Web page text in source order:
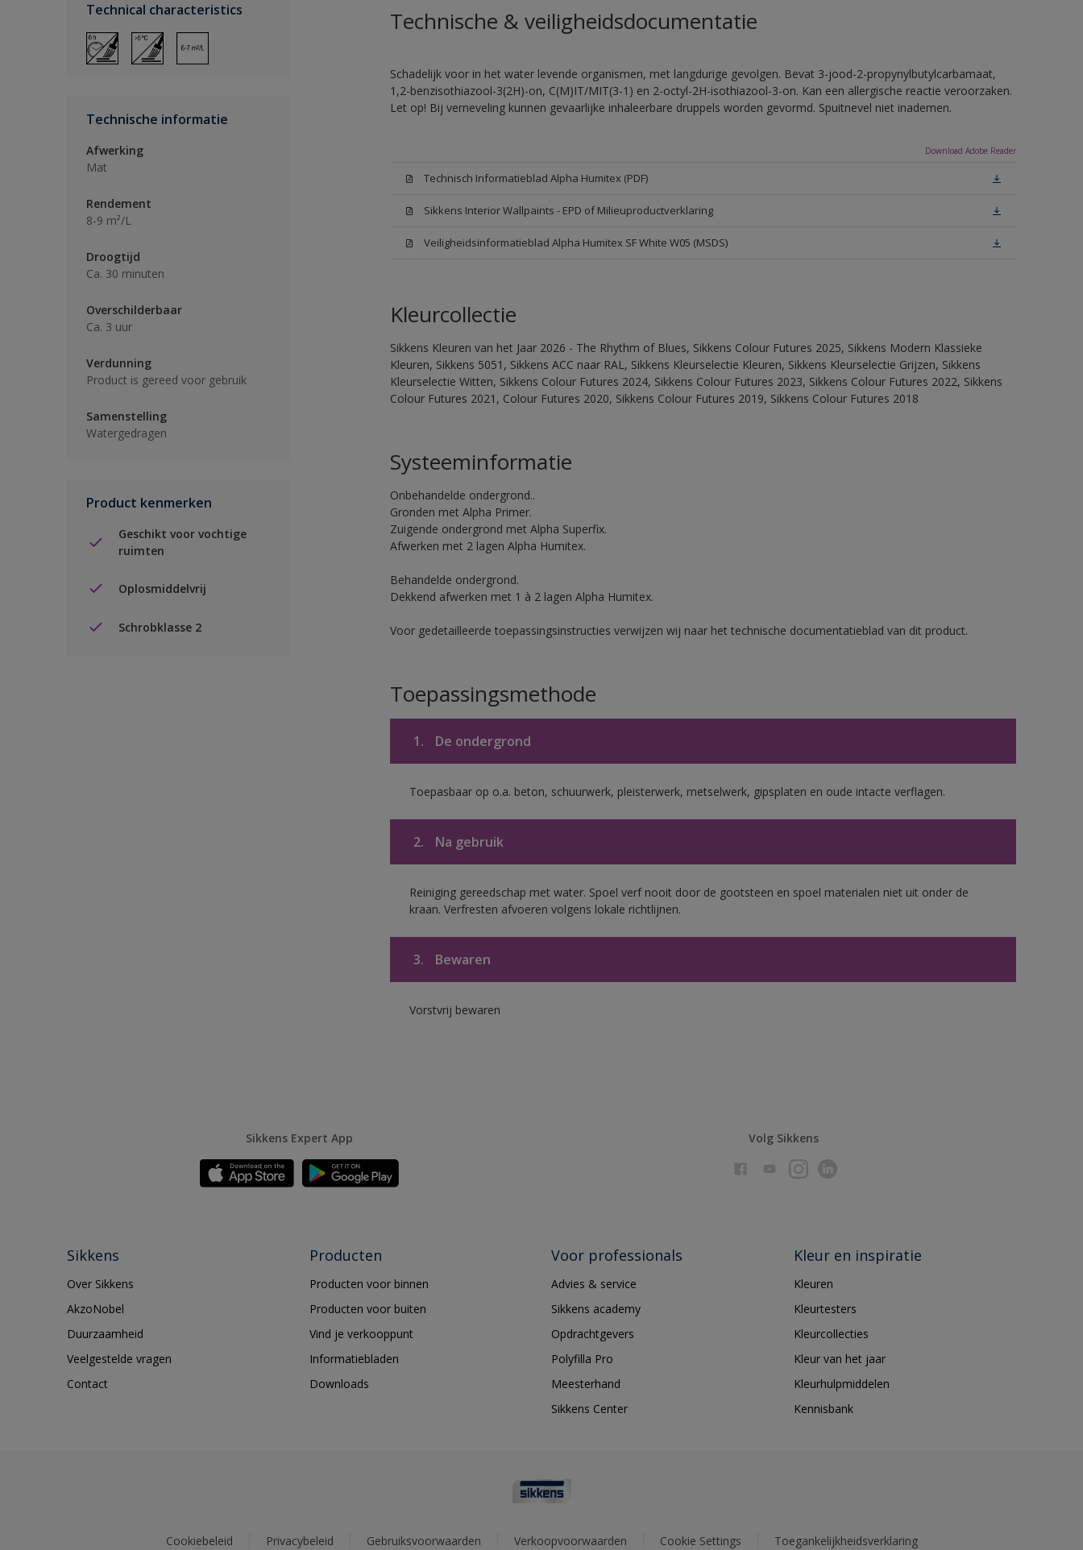
Technical characteristics
Technische informatie
Afwerking
Mat
Rendement
8-9 m²/L
Droogtijd
Ca. 30 minuten
Overschilderbaar
Ca. 3 uur
Verdunning
Product is gereed voor gebruik
Samenstelling
Watergedragen
Product kenmerken
Geschikt voor vochtige
ruimten
Oplosmiddelvrij
Schrobklasse 2
Technische & veiligheidsdocumentatie
Schadelijk voor in het water levende organismen, met langdurige gevolgen. Bevat 3-jood-2-propynylbutylcarbamaat,
1,2-benzisothiazool-3(2H)-on, C(M)IT/MIT(3-1) en 2-octyl-2H-isothiazool-3-on. Kan een allergische reactie veroorzaken.
Let op! Bij verneveling kunnen gevaarlijke inhaleerbare druppels worden gevormd. Spuitnevel niet inademen.
Download Adobe Reader
Technisch Informatieblad Alpha Humitex (PDF)
Sikkens Interior Wallpaints - EPD of Milieuproductverklaring
Veiligheidsinformatieblad Alpha Humitex SF White W05 (MSDS)
Kleurcollectie
Sikkens Kleuren van het Jaar 2026 - The Rhythm of Blues, Sikkens Colour Futures 2025, Sikkens Modern Klassieke
Kleuren, Sikkens 5051, Sikkens ACC naar RAL, Sikkens Kleurselectie Kleuren, Sikkens Kleurselectie Grijzen, Sikkens
Kleurselectie Witten, Sikkens Colour Futures 2024, Sikkens Colour Futures 2023, Sikkens Colour Futures 2022, Sikkens
Colour Futures 2021, Colour Futures 2020, Sikkens Colour Futures 2019, Sikkens Colour Futures 2018
Systeeminformatie
Onbehandelde ondergrond..
Gronden met Alpha Primer.
Zuigende ondergrond met Alpha Superfix.
Afwerken met 2 lagen Alpha Humitex.
Behandelde ondergrond.
Dekkend afwerken met 1 à 2 lagen Alpha Humitex.
Voor gedetailleerde toepassingsinstructies verwijzen wij naar het technische documentatieblad van dit product.
Toepassingsmethode
1. De ondergrond
Toepasbaar op o.a. beton, schuurwerk, pleisterwerk, metselwerk, gipsplaten en oude intacte verflagen.
2. Na gebruik
Reiniging gereedschap met water. Spoel verf nooit door de gootsteen en spoel materialen niet uit onder de
kraan. Verfresten afvoeren volgens lokale richtlijnen.
3. Bewaren
Vorstvrij bewaren
Sikkens Expert App Volg Sikkens
Sikkens
Over Sikkens
AkzoNobel
Duurzaamheid
Veelgestelde vragen
Contact
Producten
Producten voor binnen
Producten voor buiten
Vind je verkooppunt
Informatiebladen
Downloads
Voor professionals
Advies & service
Sikkens academy
Opdrachtgevers
Polyfilla Pro
Meesterhand
Sikkens Center
Kleur en inspiratie
Kleuren
Kleurtesters
Kleurcollecties
Kleur van het jaar
Kleurhulpmiddelen
Kennisbank
Cookiebeleid Privacybeleid Gebruiksvoorwaarden Verkoopvoorwaarden Cookie Settings Toegankelijkheidsverklaring